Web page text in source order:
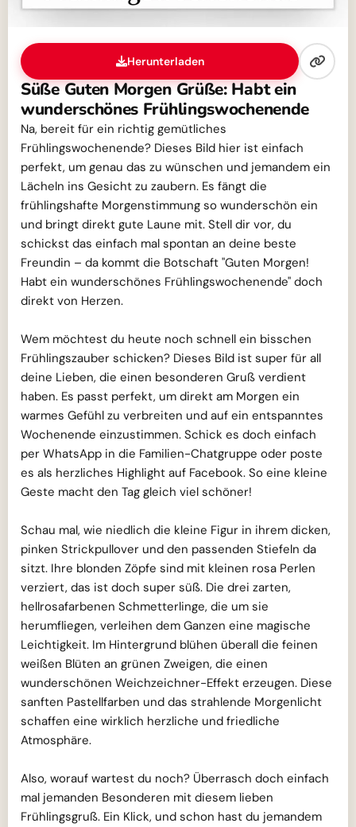
Herunterladen
Süße Guten Morgen Grüße: Habt ein
wunderschönes Frühlingswochenende
Na, bereit für ein richtig gemütliches
Frühlingswochenende? Dieses Bild hier ist einfach
perfekt, um genau das zu wünschen und jemandem ein
Lächeln ins Gesicht zu zaubern. Es fängt die
frühlingshafte Morgenstimmung so wunderschön ein
und bringt direkt gute Laune mit. Stell dir vor, du
schickst das einfach mal spontan an deine beste
Freundin – da kommt die Botschaft "Guten Morgen!
Habt ein wunderschönes Frühlingswochenende" doch
direkt von Herzen.
Wem möchtest du heute noch schnell ein bisschen
Frühlingszauber schicken? Dieses Bild ist super für all
deine Lieben, die einen besonderen Gruß verdient
haben. Es passt perfekt, um direkt am Morgen ein
warmes Gefühl zu verbreiten und auf ein entspanntes
Wochenende einzustimmen. Schick es doch einfach
per WhatsApp in die Familien-Chatgruppe oder poste
es als herzliches Highlight auf Facebook. So eine kleine
Geste macht den Tag gleich viel schöner!
Schau mal, wie niedlich die kleine Figur in ihrem dicken,
pinken Strickpullover und den passenden Stiefeln da
sitzt. Ihre blonden Zöpfe sind mit kleinen rosa Perlen
verziert, das ist doch super süß. Die drei zarten,
hellrosafarbenen Schmetterlinge, die um sie
herumfliegen, verleihen dem Ganzen eine magische
Leichtigkeit. Im Hintergrund blühen überall die feinen
weißen Blüten an grünen Zweigen, die einen
wunderschönen Weichzeichner-Effekt erzeugen. Diese
sanften Pastellfarben und das strahlende Morgenlicht
schaffen eine wirklich herzliche und friedliche
Atmosphäre.
Also, worauf wartest du noch? Überrasch doch einfach
mal jemanden Besonderen mit diesem lieben
Frühlingsgruß. Ein Klick, und schon hast du jemandem